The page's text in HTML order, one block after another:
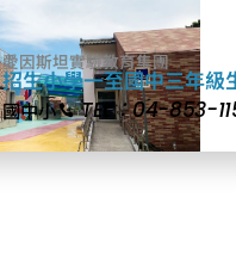
愛因斯坦實驗教育集團
招生小學一至國中三年級
國中小 TEL：04-853-